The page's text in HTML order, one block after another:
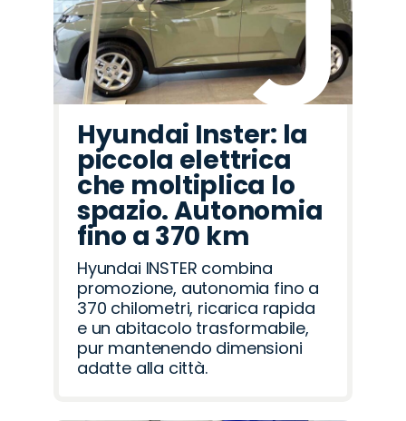
Hyundai Inster: la
piccola elettrica
che moltiplica lo
spazio. Autonomia
fino a 370 km
Hyundai INSTER combina
promozione, autonomia fino a
370 chilometri, ricarica rapida
e un abitacolo trasformabile,
pur mantenendo dimensioni
adatte alla città.